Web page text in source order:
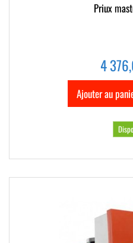
Priux
4
Ajouter au